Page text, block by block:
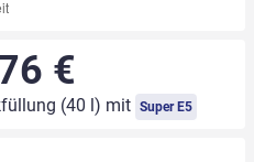
€
(40 l) mit Super E5